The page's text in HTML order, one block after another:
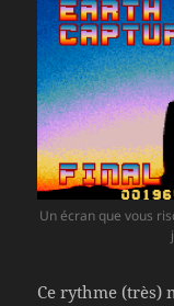
Un écran que vous
Ce rythme (très)